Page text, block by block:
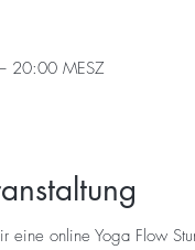
20:00 MESZ
eine online Yoga Flow